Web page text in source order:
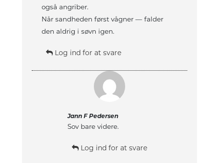
også angriber.
Når sandheden først vågner — falder
den aldrig i søvn igen.
Log ind for at svare
Jann F Pedersen
Sov bare videre.
Log ind for at svare